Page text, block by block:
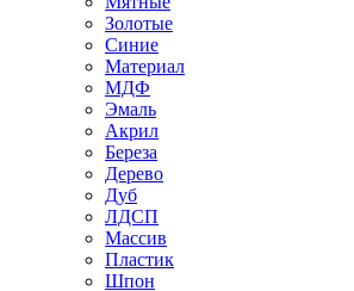
Золотые
Синие
Материал
МДФ
Эмаль
Акрил
Береза
Дерево
Дуб
ЛДСП
Массив
Пластик
Шпон